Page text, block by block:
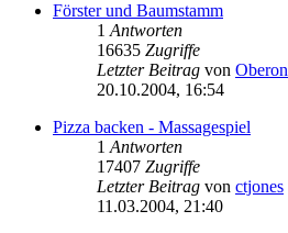
Förster und Baumstamm
1 Antworten
16635 Zugriffe
Letzter Beitrag von Oberon
20.10.2004, 16:54
Pizza backen - Massagespiel
1 Antworten
17407 Zugriffe
Letzter Beitrag von ctjones
11.03.2004, 21:40